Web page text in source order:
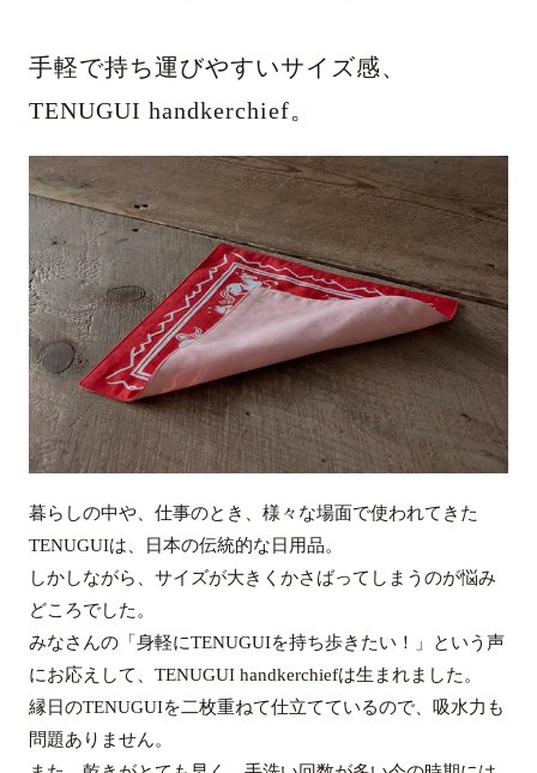
手軽で持ち運びやすいサイズ感、
TENUGUI handkerchief。
暮らしの中や、仕事のとき、様々な場面で使われてきた
TENUGUIは、日本の伝統的な日用品。
しかしながら、サイズが大きくかさばってしまうのが悩み
どころでした。
みなさんの「身軽にTENUGUIを持ち歩きたい！」という声
にお応えして、TENUGUI handkerchiefは生まれました。
縁日のTENUGUIを二枚重ねて仕立てているので、吸水力も
問題ありません。